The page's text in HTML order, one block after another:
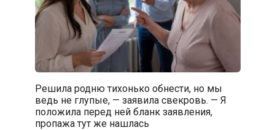
Решила родню тихонько обнести, но мы
ведь не глупые, — заявила свекровь. — Я
положила перед ней бланк заявления,
пропажа тут же нашлась